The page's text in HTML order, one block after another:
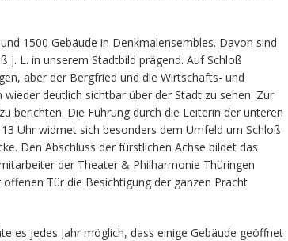
1500 Gebäude in Denkmalensembles. Davon sind
j. L. in unserem Stadtbild prägend. Auf Schloß
aber der Bergfried und die Wirtschafts- und
deutlich sichtbar über der Stadt zu sehen. Zur
berichten. Die Führung durch die Leiterin der unteren
Uhr widmet sich besonders dem Umfeld um Schloß
Den Abschluss der fürstlichen Achse bildet das
der Theater & Philharmonie Thüringen
Tür die Besichtigung der ganzen Pracht
es jedes Jahr möglich, dass einige Gebäude geöffnet